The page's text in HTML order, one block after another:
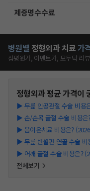
제증명수수료
병원별 정형외과 치료가
심평원가, 이벤트가, 모두닥 리
정형외과평균 가격이
▶ 무릎 인공관절 수술 비용
▶ 손/손목 골절 수술 비용은
▶ 음이온치료 비용은?
▶ 무릎 반월판 연골 수술 비
▶ 어깨 골절 수술 비용은?
전체보기